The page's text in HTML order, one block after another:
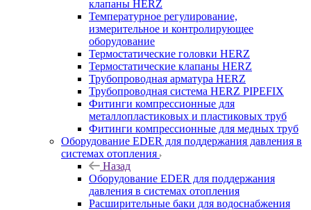
клапаны HERZ
Температурное регулирование,
измерительное и контролирующее
оборудование
Термостатические головки HERZ
Термостатические клапаны HERZ
Трубопроводная арматура HERZ
Трубопроводная система HERZ PIPEFIX
Фитинги компрессионные для
металлопластиковых и пластиковых труб
Фитинги компрессионные для медных труб
Оборудование EDER для поддержания давления в
системах отопления
Назад
Оборудование EDER для поддержания
давления в системах отопления
Расширительные баки для водоснабжения